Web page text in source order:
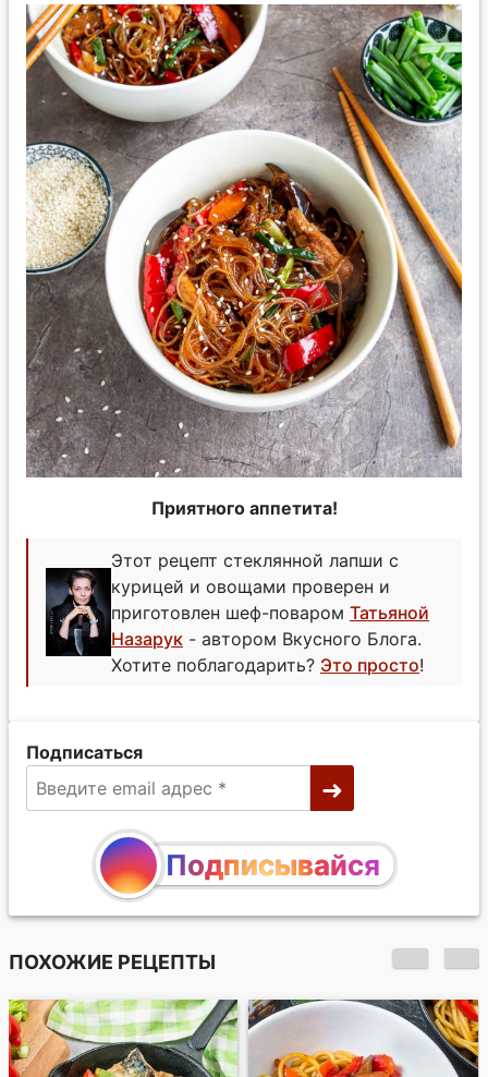
Приятного аппетита!
Этот рецепт стеклянной лапши с
курицей и овощами проверен и
приготовлен шеф-поваром Татьяной
Назарук - автором Вкусного Блога.
Хотите поблагодарить? Это просто!
Подписаться
Подписывайся
ПОХОЖИЕ РЕЦЕПТЫ
Свинина в воке с
овощами и кисло-
сладким соусом